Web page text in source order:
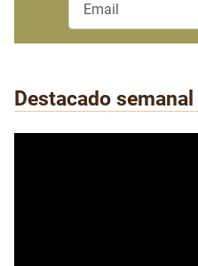
Destacado semanal